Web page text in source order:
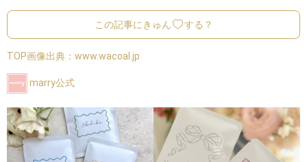
この記事にきゅん する？
TOP画像出典： www.wacoal.jp
marry公式